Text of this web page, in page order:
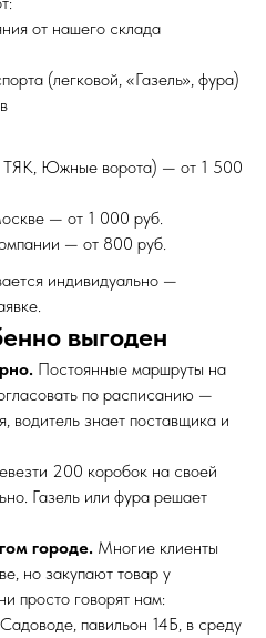
от нашего склада
(легковой, «Газель», фура)
ТЯК, Южные ворота) — от 1 500
— от 1 000 руб.
— от 800 руб.
индивидуально —
выгоден
Постоянные маршруты на
по расписанию —
водитель знает поставщика и
200 коробок на своей
Газель или фура решает
городе. Многие клиенты
но закупают товар у
просто говорят нам:
павильон 14Б, в среду